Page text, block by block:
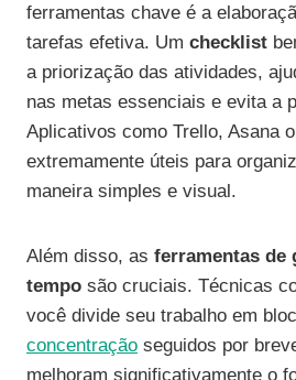
ferramentas chave é a
tarefas efetiva. Um checklist
a priorização das atividades,
nas metas essenciais e evita a
Aplicativos como Trello, Asana
extremamente úteis para
maneira simples e visual.
Além disso, as ferramentas de
tempo são cruciais. Técnicas
você divide seu trabalho em
concentração seguidos por
melhoram significativamente o